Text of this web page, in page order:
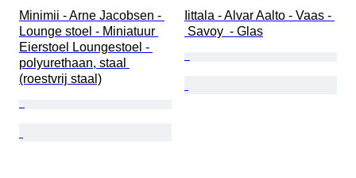
Minimii - Arne Jacobsen -
Lounge stoel - Miniatuur
Eierstoel Loungestoel -
polyurethaan, staal
(roestvrij staal)
Iittala - Alvar Aalto - Vaas -
Savoy  - Glas